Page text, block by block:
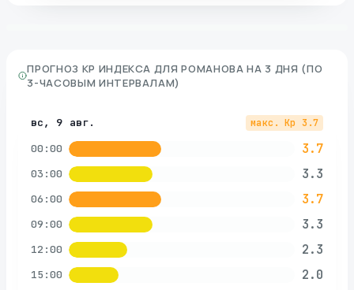
ПРОГНОЗ KP ИНДЕКСА ДЛЯ РОМАНОВА НА 3 ДНЯ (ПО
3-ЧАСОВЫМ ИНТЕРВАЛАМ)
вс, 9 авг. макс. Kp 3.7
00:00 3.7
03:00 3.3
06:00 3.7
09:00 3.3
12:00 2.3
15:00 2.0